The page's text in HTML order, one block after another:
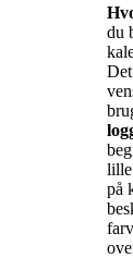
du
lille
på